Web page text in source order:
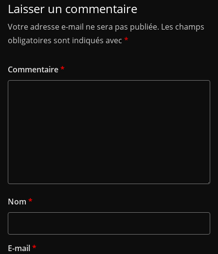
Laisser un commentaire
Votre adresse e-mail ne sera pas publiée. Les champs
obligatoires sont indiqués avec *
Commentaire*
Nom *
E-mail*